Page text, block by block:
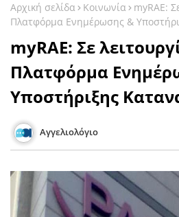
Αρχική σελίδα Κοινωνία
myRAE:
Πλατφόρμα Ενημέρωσης &
myRAE: Σε
Πλατφόρμα
Υποστήριξης
Αγγελιολόγιο